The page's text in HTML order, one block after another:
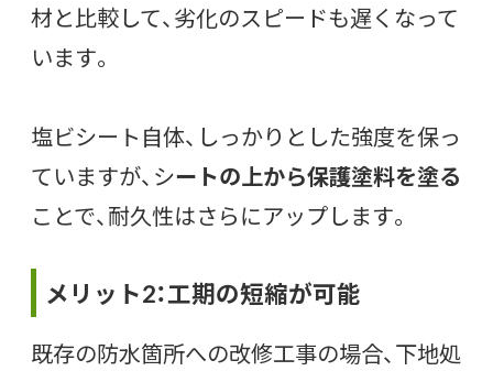
材と比較して、劣化のスピードも遅くなって
います。
塩ビシート自体、しっかりとした強度を保っ
ていますが、シートの上から保護塗料を塗る
ことで、耐久性はさらにアップします。
メリット2：工期の短縮が可能
既存の防水箇所への改修工事の場合、下地処